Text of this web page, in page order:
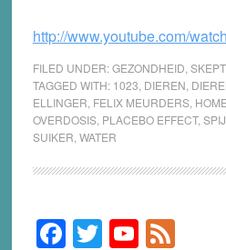
http://www.youtube.com/
FILED UNDER:GEZONDHEID
TAGGED WITH: 1023 DIEREN
ELLINGER FELIX MEURDERS,
OVERDOSIS, PLACEBO EFFECT,
SUIKER WATER
Primary
F T Y F